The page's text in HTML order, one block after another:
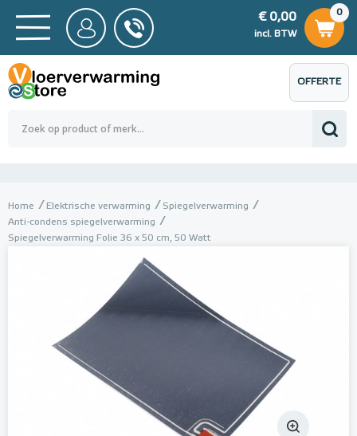
BTW
0,00
0
€ 0,00
incl. BTW
€ 0,00
OFFERTE
AANVRAGEN
Home Elektrische verwarming
Spiegelverwarming
Anti-condens spiegelverwarming
Spiegelverwarming Folie 36 x 50 cm, 50 Watt